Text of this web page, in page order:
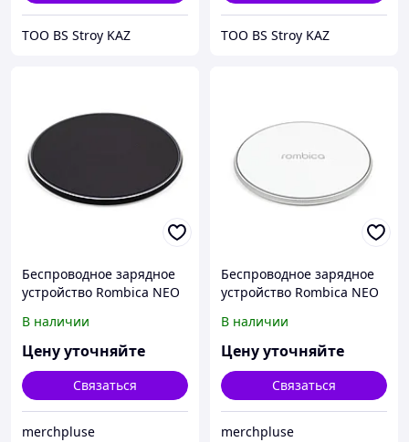
ТОО BS Stroy KAZ ТОО BS Stroy KAZ
Беспроводное зарядное
устройство Rombica NEO
зарядкой, черный
В наличии
Цену уточняйте
Связаться
merchpluse
Беспроводное зарядное
устройство Rombica NEO
зарядкой, белый (с лого)
В наличии
Цену уточняйте
Связаться
merchpluse